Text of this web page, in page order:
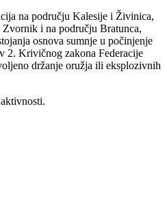
na području Kalesije i Živinica,
i na području Bratunca,
osnova sumnje u počinjenje
2. Krivičnog zakona Federacije
držanje oružja ili eksplozivnih